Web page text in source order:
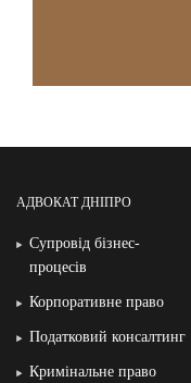
АДВОКАТ ДНІПРО
Супровід бізнес-
процесів
Корпоративне право
Податковий консалтинг
Кримінальне право